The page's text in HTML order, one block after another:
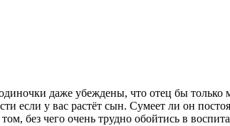
даже убеждены, что отец бы только
если у вас растёт сын. Сумеет ли он
без чего очень трудно обойтись в